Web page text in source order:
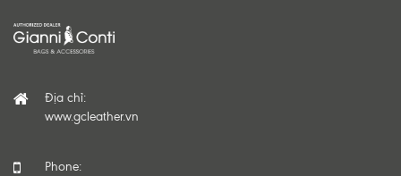
Địa chỉ:
www.gcleather.vn
Phone: